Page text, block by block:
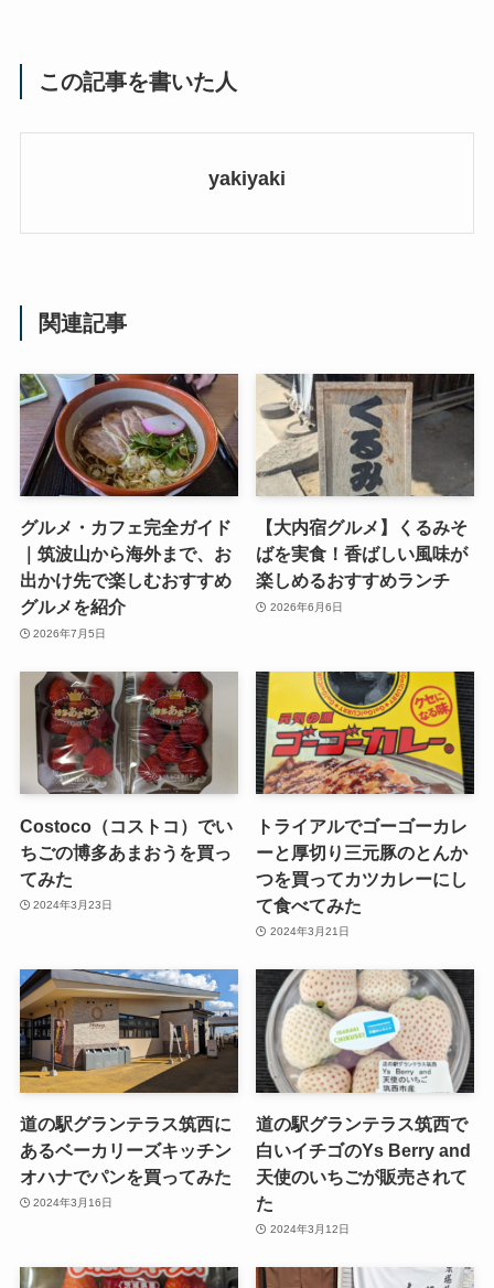
この記事を書いた人
yakiyaki
関連記事
グルメ・カフェ完全ガイド
｜筑波山から海外まで、お
出かけ先で楽しむおすすめ
グルメを紹介
2026年7月5日
【大内宿グルメ】くるみそ
ばを実食！香ばしい風味が
楽しめるおすすめランチ
2026年6月6日
Costoco（コストコ）でい
ちごの博多あまおうを買っ
てみた
2024年3月23日
トライアルでゴーゴーカレ
ーと厚切り三元豚のとんか
つを買ってカツカレーにし
て食べてみた
2024年3月21日
道の駅グランテラス筑西に
あるベーカリーズキッチン
オハナでパンを買ってみた
2024年3月16日
道の駅グランテラス筑西で
白いイチゴのYs Berry and
天使のいちごが販売されて
た
2024年3月12日